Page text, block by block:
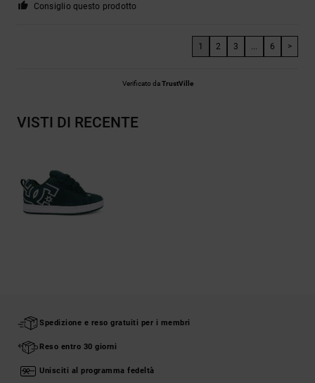
Consiglio questo prodotto
1 2 3 6 >
Verificato daTrustVille
VISTI DI RECENTE
Spedizione e reso gratuiti per i membri
Reso entro 30 giorni
Unisciti al programma fedeltà